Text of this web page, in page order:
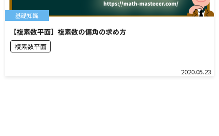
【複素数平面】複素数の偏角の求め方
複素数平面
基礎知識
2020.05.23